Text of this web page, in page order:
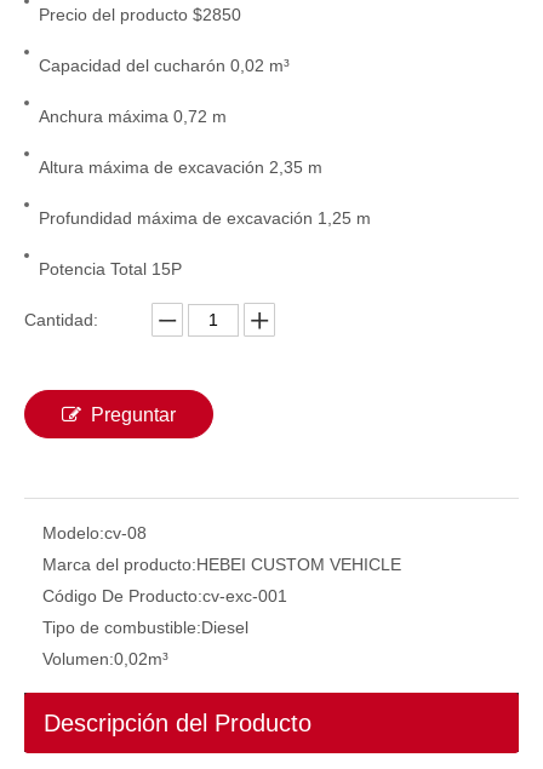
Miniexcavadora CV-12 de 1 tonelada para operaciones en sitios pequeños
Precio del producto $2850
Capacidad del cucharón 0,02 m³
Anchura máxima 0,72 m
Altura máxima de excavación 2,35 m
Profundidad máxima de excavación 1,25 m
Potencia Total 15P
Cantidad:
Preguntar
Modelo:cv-08
Marca del producto:HEBEI CUSTOM VEHICLE
Código De Producto:cv-exc-001
Tipo de combustible:Diesel
Volumen:0,02m³
Descripción del Producto